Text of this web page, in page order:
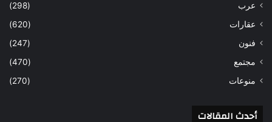
عرب
(298)
عقارات
(620)
فنون
(247)
مجتمع
(470)
منوعات
(270)
أحدث المقالات